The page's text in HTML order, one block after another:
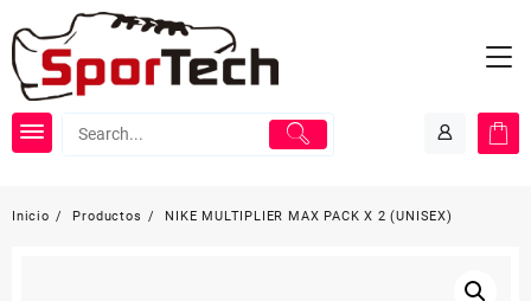
al
contenido
Inicio Productos NIKE MULTIPLIER MAX PACK X 2 (UNISEX)